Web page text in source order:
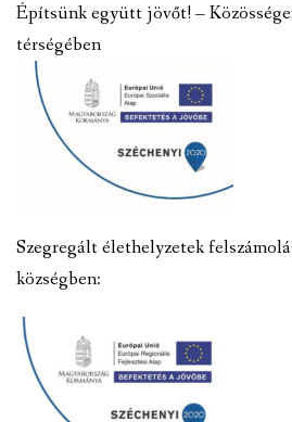
Építsünk együtt jövőt! –
térségében
Szegregált élethelyzetek
községben: